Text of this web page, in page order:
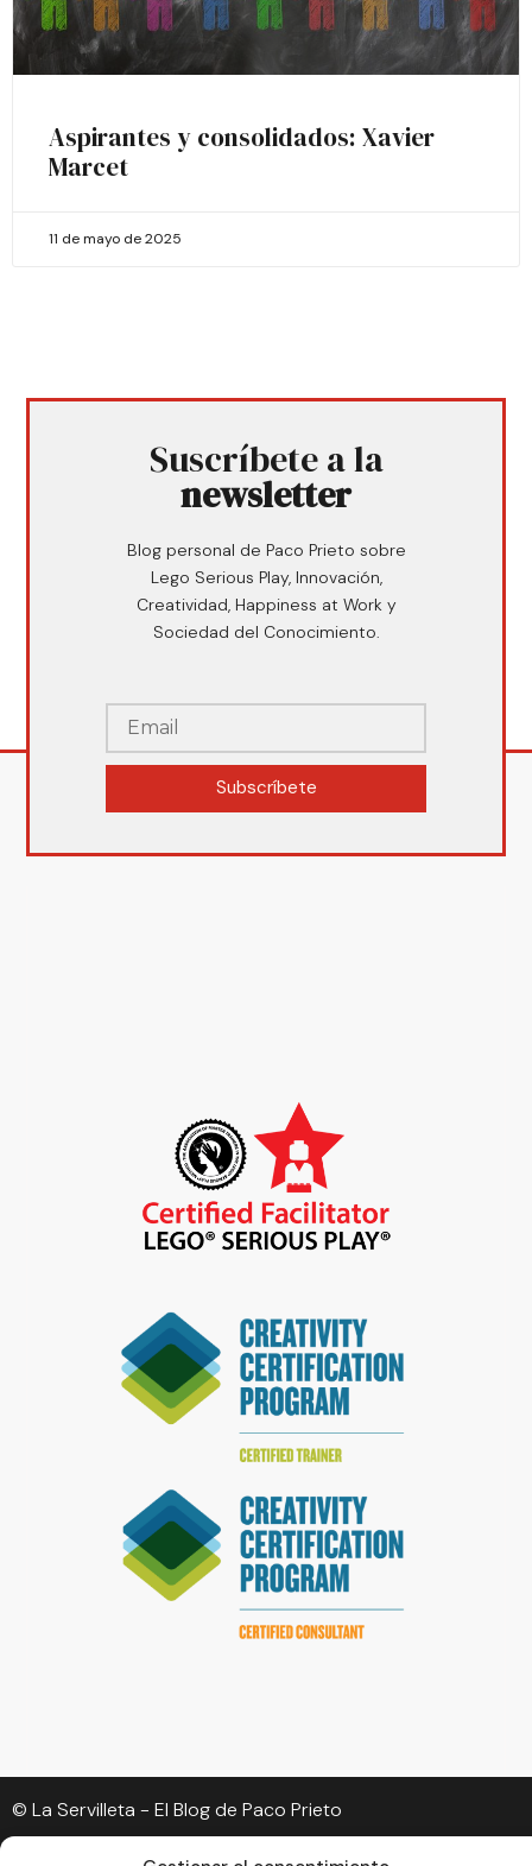
Aspirantes y consolidados: Xavier
Marcet
11 de mayo de 2025
Suscríbete a la
newsletter
Blog personal de Paco Prieto sobre
Lego Serious Play, Innovación,
Creatividad, Happiness at Work y
Sociedad del Conocimiento.
Subscríbete
© La Servilleta - El Blog de Paco Prieto
Política de cookies
Política de privacidad